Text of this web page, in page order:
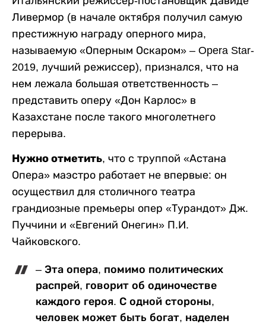
Ливермор (в начале октября получил самую
престижную награду оперного мира,
называемую «Оперным Оскаром» – Opera Star-
2019, лучший режиссер), признался, что на
нем лежала большая ответственность –
представить оперу «Дон Карлос» в
Казахстане после такого многолетнего
перерыва.
Нужно отметить, что с труппой «Астана
Опера» маэстро работает не впервые: он
осуществил для столичного театра
грандиозные премьеры опер «Турандот» Дж.
Пуччини и «Евгений Онегин» П.И.
Чайковского.
– Эта опера, помимо политических
распрей, говорит об одиночестве
каждого героя. С одной стороны,
человек может быть богат, наделен